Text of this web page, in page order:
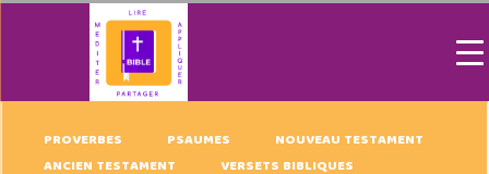
PROVERBES PSAUMES
NOUVEAU TESTAMENT
ANCIEN TESTAMENT
VERSETS BIBLIQUES